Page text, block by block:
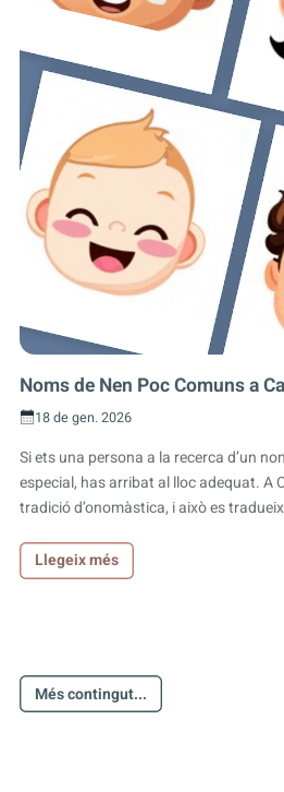
Noms de Nen Poc Comuns a
18 de gen. 2026
Si ets una persona a la recerca d’un
especial, has arribat al lloc adequat. A
tradició d’onomàstica, i això es
Llegeix més
Més contingut...